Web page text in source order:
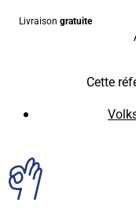
Livraison gratuite
Cette